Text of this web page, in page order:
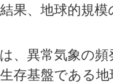
果、地球的規
、異常気象の
存基盤である